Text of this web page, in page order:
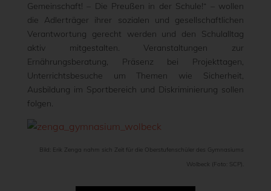
Gemeinschaft! – Die Preußen in der Schule!“ – wollen
die Adlerträger ihrer sozialen und gesellschaftlichen
Verantwortung gerecht werden und den Schulalltag
aktiv mitgestalten. Veranstaltungen zur
Ernährungsberatung, Präsenz bei Projekttagen,
Unterrichtsbesuche um Themen wie Sicherheit,
Ausbildung im Sportbereich und Diskriminierung sollen
folgen.
Bild: Erik Zenga nahm sich Zeit für die Oberstufenschüler des Gymnasiums
Wolbeck (Foto: SCP).